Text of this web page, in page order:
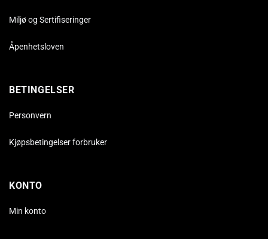
Miljø og Sertifiseringer
Åpenhetsloven
BETINGELSER
Personvern
Kjøpsbetingelser forbruker
KONTO
Min konto